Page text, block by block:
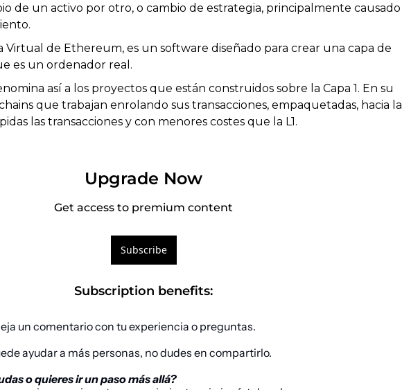
de un activo por otro, o cambio de estrategia, principalmente causado
Virtual de Ethereum, es un software diseñado para crear una capa de
es un ordenador real.
así a los proyectos que están construidos sobre la Capa 1. En su
que trabajan enrolando sus transacciones, empaquetadas, hacia la
las transacciones y con menores costes que la L1.
Upgrade Now
Get access to premium content
Subscribe
Subscription benefits:
un comentario con tu experiencia o preguntas.
ayudar a más personas, no dudes en compartirlo.
o quieres ir un paso más allá?